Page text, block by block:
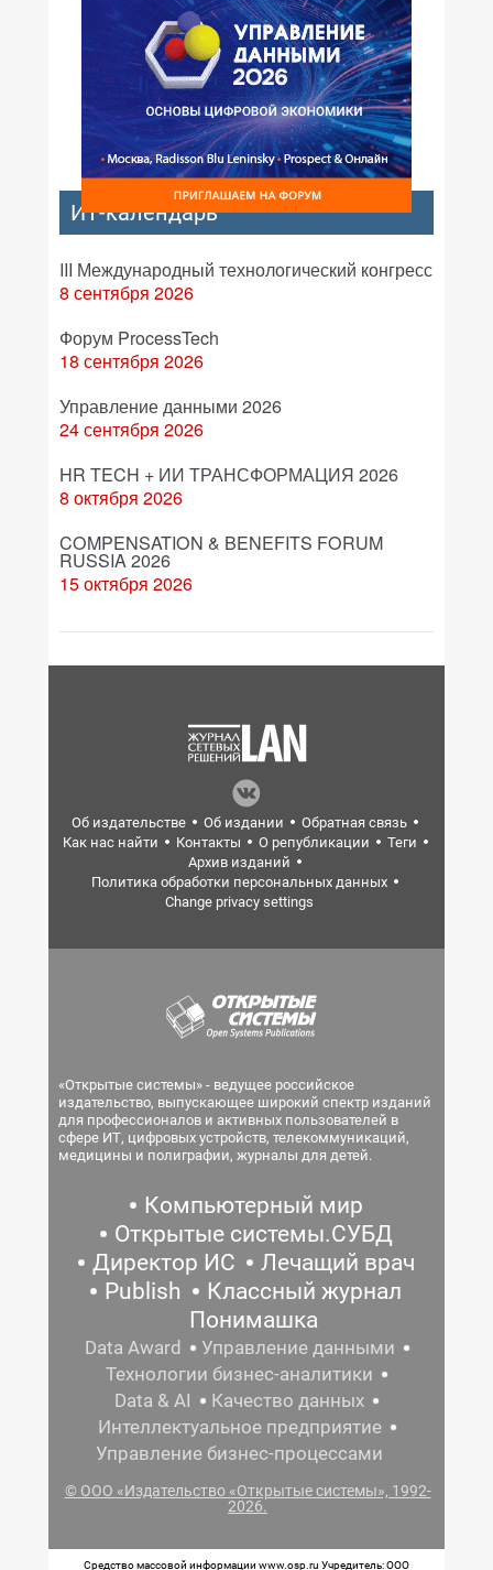
ИТ-календарь
III Международный технологический конгресс
8 сентября 2026
Форум ProcessTech
18 сентября 2026
Управление данными 2026
24 сентября 2026
HR TECH + ИИ ТРАНСФОРМАЦИЯ 2026
8 октября 2026
COMPENSATION & BENEFITS FORUM
RUSSIA 2026
15 октября 2026
Об издательстве Об издании
Обратная связь
Как нас найти
Контакты О републикации
Теги
Архив изданий
Политика обработки персональных данных
Change privacy settings
«Открытые системы» - ведущее российское
издательство, выпускающее широкий спектр изданий
для профессионалов и активных пользователей в
сфере ИТ, цифровых устройств, телекоммуникаций,
медицины и полиграфии, журналы для детей.
Компьютерный мир
Открытые системы.СУБД
Директор ИС
Лечащий врач
Publish
Классный журнал
Понимашка
Data Award
Управление данными
Технологии бизнес-аналитики
Data & AI
Качество данных
Интеллектуальное предприятие
Управление бизнес-процессами
© ООО «Издательство «Открытые системы», 1992-
2026.
Средство массовой информации www.osp.ru Учредитель: ООО